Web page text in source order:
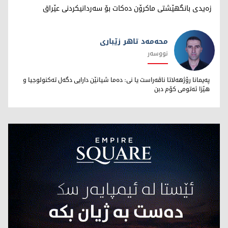
زەیدی بانگهێشتی ماکرۆن دەکات بۆ سەردانیکردنی عێراق
محەمەد تاهر زێبارى
محەمەد تاهر زێبارى
نووسەر
پەیمانا رۆژهەلاتا ناڤەراست یا نى: دەما شیانێن دارایى دگەل تەکنولوجیا و
هێزا ئەتومى کۆم دبن